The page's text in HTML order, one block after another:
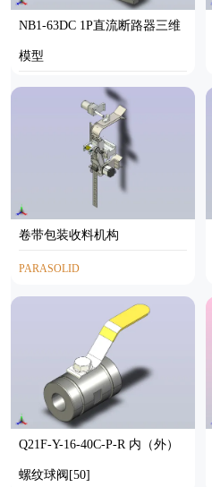
NB1-63DC 1P直流断路器三维
模型
STP
卷带包装收料机构
PARASOLID
Q21F-Y-16-40C-P-R 内（外）
螺纹球阀[50]